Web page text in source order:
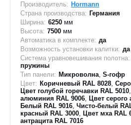
Производитель: Hormann
Страна производства: Германия
Ширина: 6250 мм
Высота: 7500 мм
Автоматика в комплекте: да
Возможность установки калитки: да
Система уравновешивания полотна:
пружины
Тип панели: Микроволна, S-гофр
Цвет: Коричневый RAL 8028,
Цвет голубой горечавки RAL 5010,
алюминия RAL 9006, Цвет
Белый RAL 9016, Чисто-белый
красный RAL 3000, Цвет мха RAL
антрацита RAL 7016